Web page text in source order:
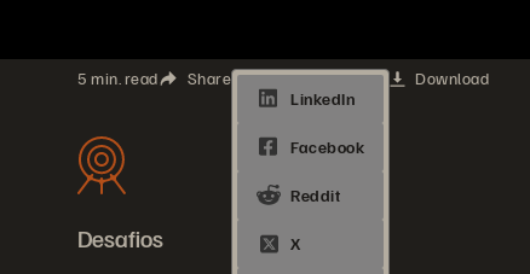
5 min. read Share Download
Desafios